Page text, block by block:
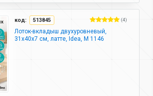
код: 513845 (4)
Лоток-вкладыш двухуровневый,
31х40х7 см, латте, Idea, М 1146